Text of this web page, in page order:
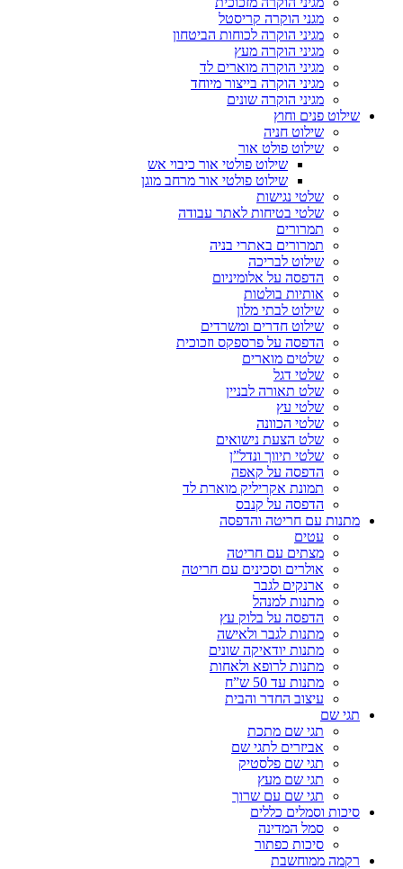
מגני הוקרה קריסטל
מגיני הוקרה לכוחות הביטחון
מגיני הוקרה מעץ
מגיני הוקרה מוארים לד
מגיני הוקרה בייצור מיוחד
מגיני הוקרה שונים
שילוט פנים וחוץ
שילוט חניה
שילוט פולט אור
שילוט פולטי אור כיבוי אש
שילוט פולטי אור מרחב מוגן
שלטי נגישות
שלטי בטיחות לאתר עבודה
תמרורים
תמרורים באתרי בניה
שילוט לבריכה
הדפסה על אלומיניום
אותיות בולטות
שילוט לבתי מלון
שילוט חדרים ומשרדים
הדפסה על פרספקס וזכוכית
שלטים מוארים
שלטי דגל
שלט תאורה לבניין
שלטי עץ
שלטי הכוונה
שלט הצעת נישואים
שלטי תיווך ונדל”ן
הדפסה על קאפה
תמונת אקריליק מוארת לד
הדפסה על קנבס
מתנות עם חריטה והדפסה
עטים
מצתים עם חריטה
אולרים וסכינים עם חריטה
ארנקים לגבר
מתנות למנהל
הדפסה על בלוק עץ
מתנות לגבר ולאישה
מתנות יודאיקה שונים
מתנות לרופא ולאחות
מתנות עד 50 ש”ח
עיצוב החדר והבית
תגי שם
תגי שם מתכת
אביזרים לתגי שם
תגי שם פלסטיק
תגי שם מעץ
תגי שם עם שרוך
סיכות וסמלים כללים
סמל המדינה
סיכות כפתור
רקמה ממוחשבת